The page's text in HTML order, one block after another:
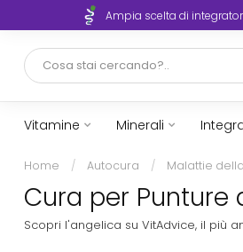
Ampia scelta di
Vitamine Minerali
Home / Autocura / Malattie
Cura per Punture
Scopri l'angelica su VitAdvice, il più